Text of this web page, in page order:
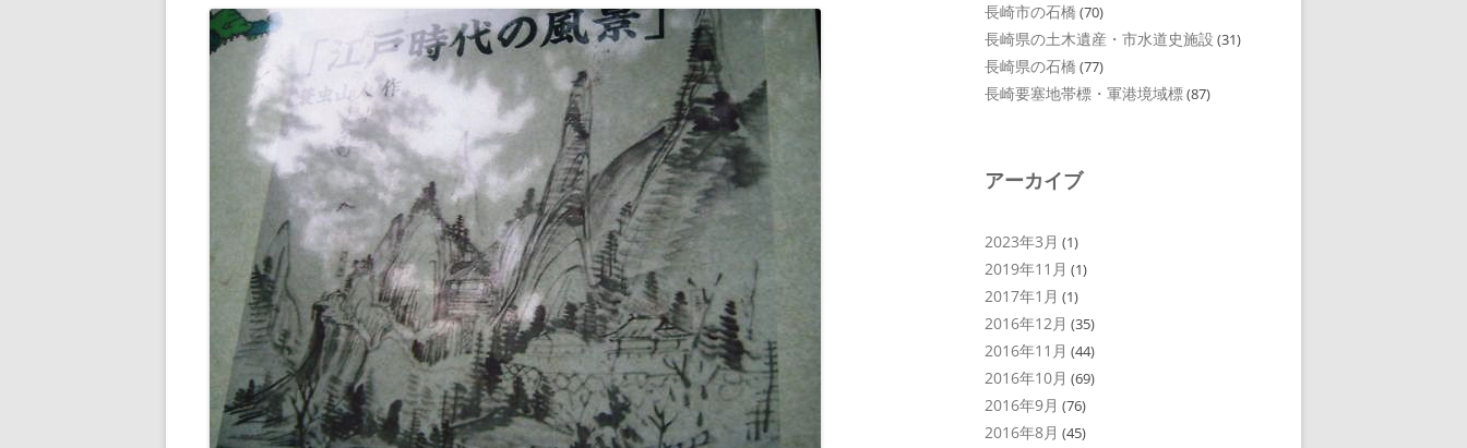
長崎市の石橋 (70)
長崎県の土木遺産・市水道史施設 (31)
長崎県の石橋 (77)
長崎要塞地帯標・軍港境域標(87)
アーカイブ
2023年3月 (1)
2019年11月 (1)
2017年1月 (1)
2016年12月 (35)
2016年11月 (44)
2016年10月 (69)
2016年9月 (76)
2016年8月 (45)